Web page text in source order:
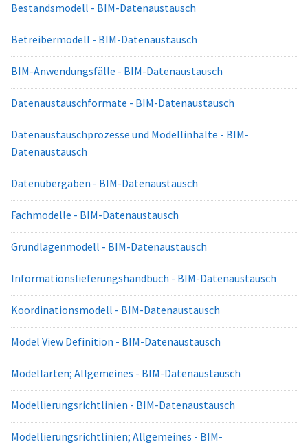
Bestandsmodell - BIM-Datenaustausch
Betreibermodell - BIM-Datenaustausch
BIM-Anwendungsfälle - BIM-Datenaustausch
Datenaustauschformate - BIM-Datenaustausch
Datenaustauschprozesse und Modellinhalte - BIM-
Datenaustausch
Datenübergaben - BIM-Datenaustausch
Fachmodelle - BIM-Datenaustausch
Grundlagenmodell - BIM-Datenaustausch
Informationslieferungshandbuch - BIM-Datenaustausch
Koordinationsmodell - BIM-Datenaustausch
Model View Definition - BIM-Datenaustausch
Modellarten; Allgemeines - BIM-Datenaustausch
Modellierungsrichtlinien - BIM-Datenaustausch
Modellierungsrichtlinien; Allgemeines - BIM-